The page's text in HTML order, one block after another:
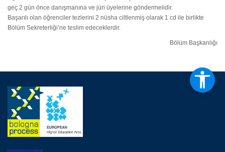
geç 2 gün önce danışmanına ve jüri üyelerine göndermelidir.
Başarılı olan öğrenciler tezlerini 2 nüsha ciltlenmiş olarak 1 cd ile birlikte
Bölüm Sekreterliği’ne teslim edeceklerdir.
Bölüm Başkanlığı